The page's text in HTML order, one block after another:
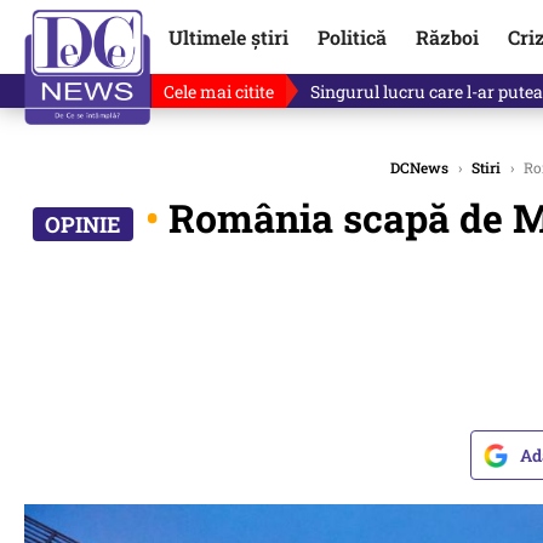
Ultimele știri Politică Război
Cele mai citite Singurul lucru care l-ar
DCNews › Stiri ›
• România scapă de